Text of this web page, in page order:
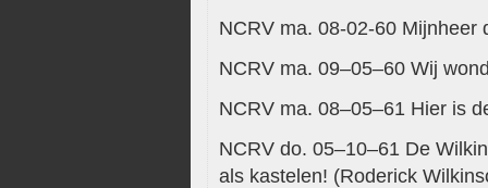
NCRV ma. 08-02-60 Mijnheer
NCRV ma. 09–05–60 Wij
NCRV ma. 08–05–61 Hier is
NCRV do. 05–10–61 De
als kastelen! (Roderick